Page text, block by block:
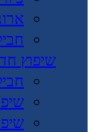
שיפוץ